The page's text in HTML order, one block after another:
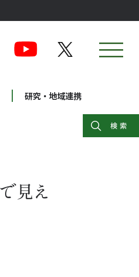
研究・地域連携
見え